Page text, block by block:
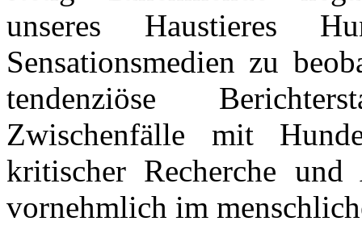
unseres Haustieres
Sensationsmedien zu
tendenziöse
Zwischenfälle mit
kritischer Recherche und
vornehmlich im